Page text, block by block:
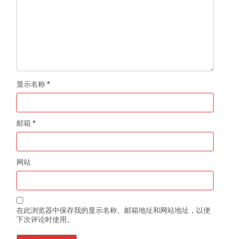
显示名称*
邮箱*
网站
在此浏览器中保存我的显示名称、邮箱地址和网站地址，以便
下次评论时使用。